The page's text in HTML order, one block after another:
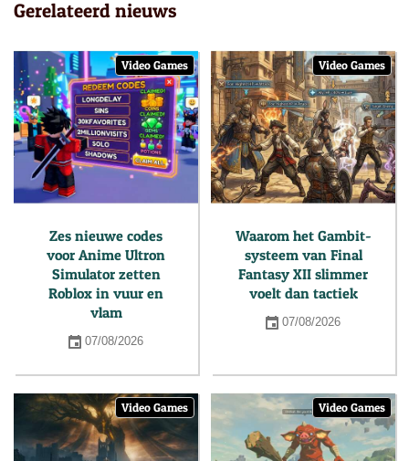
Gerelateerd nieuws
Video Games
Zes nieuwe codes
voor Anime Ultron
Simulator zetten
Roblox in vuur en
vlam
07/08/2026
Video Games
Waarom het Gambit-
systeem van Final
Fantasy XII slimmer
voelt dan tactiek
07/08/2026
Video Games Video Games